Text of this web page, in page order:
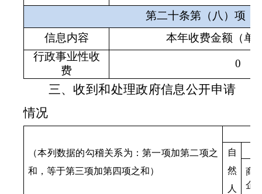
第二十条第（八）项
信息内容
本年收费金额（单
行政事业性收
费
0
三、收到和处理政府信息公开申请
情况
（本列数据的勾稽关系为：第一项加第二项之
和，等于第三项加第四项之和）
自
然
人
商
企